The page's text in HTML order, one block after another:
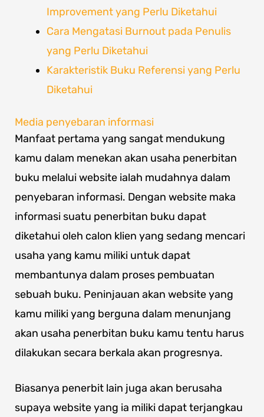
Improvement yang Perlu Diketahui
Cara Mengatasi Burnout pada Penulis
yang Perlu Diketahui
Karakteristik Buku Referensi yang Perlu
Diketahui
Media penyebaran informasi
Manfaat pertama yang sangat mendukung
kamu dalam menekan akan usaha penerbitan
buku melalui website ialah mudahnya dalam
penyebaran informasi. Dengan website maka
informasi suatu penerbitan buku dapat
diketahui oleh calon klien yang sedang mencari
usaha yang kamu miliki untuk dapat
membantunya dalam proses pembuatan
sebuah buku. Peninjauan akan website yang
kamu miliki yang berguna dalam menunjang
akan usaha penerbitan buku kamu tentu harus
dilakukan secara berkala akan progresnya.
Biasanya penerbit lain juga akan berusaha
supaya website yang ia miliki dapat terjangkau